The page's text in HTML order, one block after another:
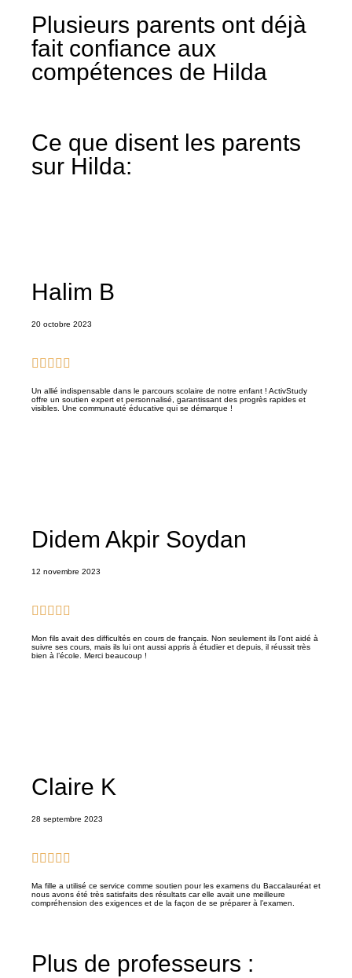
Plusieurs parents ont déjà
fait confiance aux
compétences de Hilda
Ce que disent les parents
sur Hilda:
Halim B
20 octobre 2023
Un allié indispensable dans le parcours scolaire de notre enfant ! ActivStudy
offre un soutien expert et personnalisé, garantissant des progrès rapides et
visibles. Une communauté éducative qui se démarque !
Didem Akpir Soydan
12 novembre 2023
Mon fils avait des difficultés en cours de français. Non seulement ils l’ont aidé à
suivre ses cours, mais ils lui ont aussi appris à étudier et depuis, il réussit très
bien à l’école. Merci beaucoup !
Claire K
28 septembre 2023
Ma fille a utilisé ce service comme soutien pour les examens du Baccalauréat et
nous avons été très satisfaits des résultats car elle avait une meilleure
compréhension des exigences et de la façon de se préparer à l’examen.
Plus de professeurs :